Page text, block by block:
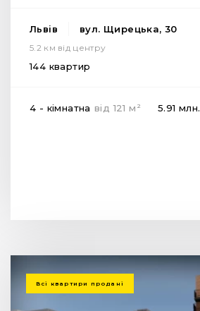
Львів вул. Щирецька, 30
5.2 км від центру
144 квартир
4 - кімнатна від 121 м 2 5.91 млн.
Всі квартири продані